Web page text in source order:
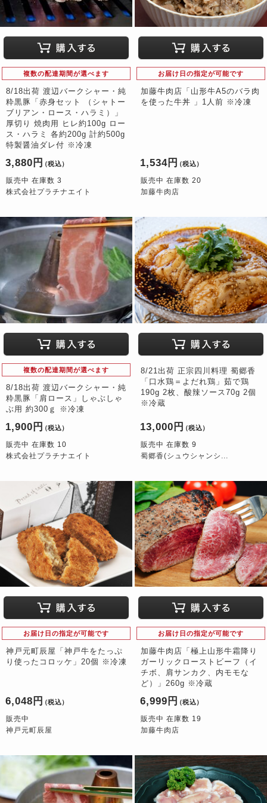
複数の配達期間が選べます
8/18出荷 渡辺バークシャー・純
粋黒豚「赤身セット （シャトー
ブリアン・ロース・ハラミ）」
厚切り 焼肉用 ヒレ約100g ロー
ス・ハラミ 各約200g 計約500g
特製醤油ダレ付 ※冷凍
3,880円 （税込）
販売中 在庫数 3
株式会社プラチナエイト
お届け日の指定が可能です
加藤牛肉店「山形牛A5のバラ肉
を使った牛丼 」1人前 ※冷凍
1,534円 （税込）
販売中 在庫数 20
加藤牛肉店
複数の配達期間が選べます
8/18出荷 渡辺バークシャー・純
粋黒豚「肩ロース」しゃぶしゃ
ぶ用 約300ｇ ※冷凍
1,900円 （税込）
販売中 在庫数 10
株式会社プラチナエイト
8/21出荷 正宗四川料理 蜀郷香
「口水鶏＝よだれ鶏」茹で鶏
190g 2枚、酸辣ソース70g 2個
※冷蔵
13,000円 （税込）
販売中 在庫数 9
蜀郷香(シュウシャンシ...
お届け日の指定が可能です
神戸元町辰屋「神戸牛をたっぷ
り使ったコロッケ」20個 ※冷凍
6,048円 （税込）
販売中
神戸元町辰屋
お届け日の指定が可能です
加藤牛肉店「極上山形牛霜降り
ガーリックローストビーフ（イ
チボ、肩サンカク、内モモな
ど）」260g ※冷蔵
6,999円 （税込）
販売中 在庫数 19
加藤牛肉店